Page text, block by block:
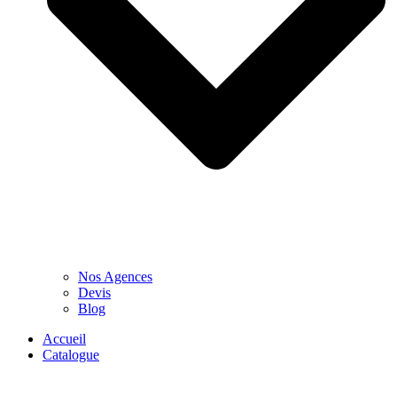
Nos Agences
Devis
Blog
Accueil
Catalogue